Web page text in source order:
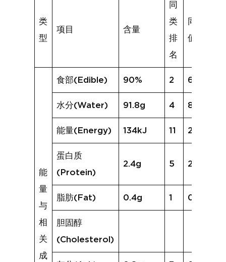
类
型
项目 含量
同
类
排
名
同类均
值
能
量
与
相
关
成
食部(Edible) 90% 2 68%
水分(Water) 91.8g 4 86.2g
能量(Energy) 134kJ 11 229kJ
蛋白质
(Protein)
2.4g 5 2.2g
脂肪(Fat) 0.4g 1 0.3g
胆固醇
(Cholesterol)